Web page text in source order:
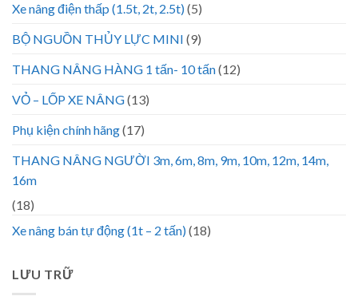
Xe nâng điện thấp (1.5t, 2t, 2.5t)(5)
BỘ NGUỒN THỦY LỰC MINI (9)
THANG NÂNG HÀNG 1 tấn- 10 tấn(12)
VỎ – LỐP XE NÂNG(13)
Phụ kiện chính hãng(17)
THANG NÂNG NGƯỜI 3m, 6m, 8m, 9m, 10m, 12m, 14m,
16m
(18)
Xe nâng bán tự động (1t – 2 tấn)(18)
LƯU TRỮ